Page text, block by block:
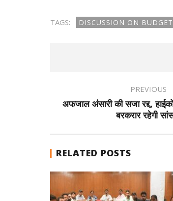
TAGS: DISCUSSION ON BUDGET
PREVIOUS
अफजाल अंसारी की सजा रद्द,
बरकरार रहेगी
RELATED POSTS